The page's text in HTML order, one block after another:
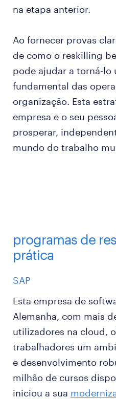
na etapa anterior.
Ao fornecer provas
de como o reskilling
pode ajudar a torná-lo
fundamental das
organização. Esta
empresa e o seu
prosperar,
mundo do trabalho
programas de
prática
SAP
Esta empresa de
Alemanha, com mais
utilizadores na cloud,
trabalhadores um
e desenvolvimento
milhão de cursos
iniciou a sua